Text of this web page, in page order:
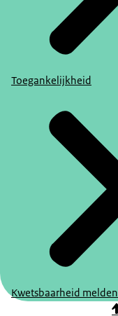
Toegankelijkheid
Kwetsbaarheid melden